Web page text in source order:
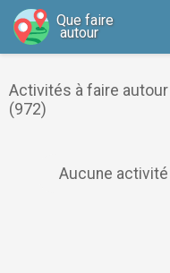
Que faire
autour
Activités à faire
(972)
Aucune